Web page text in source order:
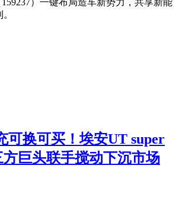
）一键布局造车新势力，共享新能
可换可买！埃安UT super
巨头联手搅动下沉市场